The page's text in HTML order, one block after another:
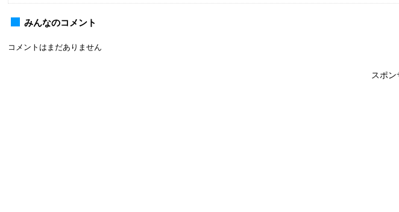
みんなのコメント
コメントはまだありません
スポン